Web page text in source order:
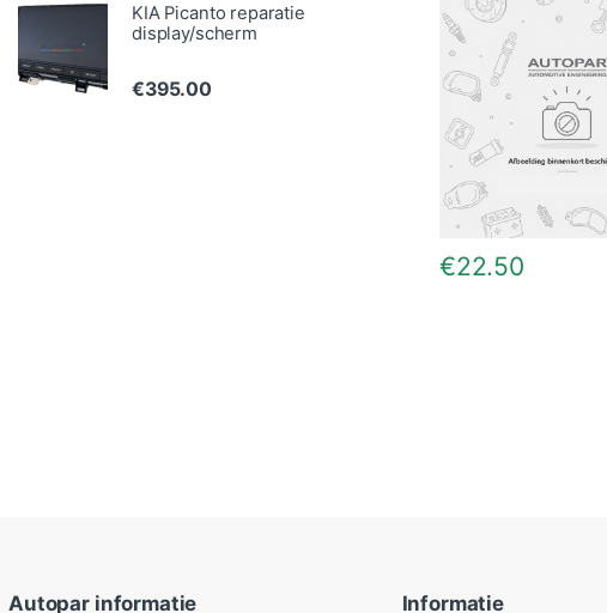
€22.50
KIA Picanto reparatie
display/scherm
€395.00
Autopar informatie Informatie